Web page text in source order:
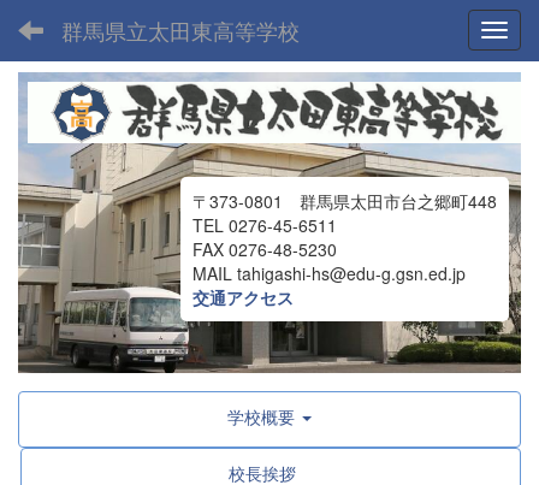
群馬県立太田東高等学校
〒373-0801 群馬県太田市台之郷町448
TEL 0276-45-6511
FAX 0276-48-5230
MAIL tahigashi-hs@edu-g.gsn.ed.jp
交通アクセス
学校概要
校長挨拶